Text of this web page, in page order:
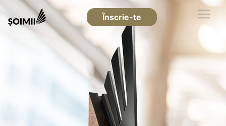
Înscrie-te